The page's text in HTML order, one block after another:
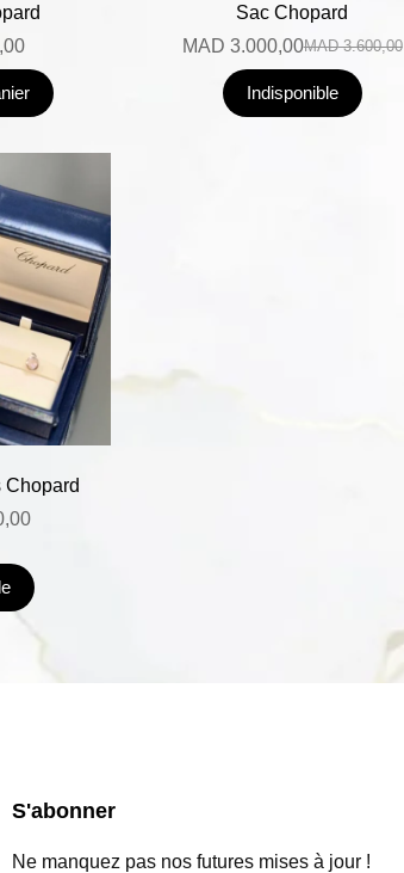
Sac Chopard
MAD3.600,00
MAD 3.000,00
Indisponible
Chopard
S'abonner
Ne manquez pas nos futures mises à jour !